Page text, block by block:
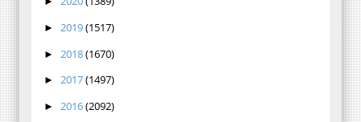
► 2019(1517)
► 2018(1670)
► 2017(1497)
► 2016(2092)